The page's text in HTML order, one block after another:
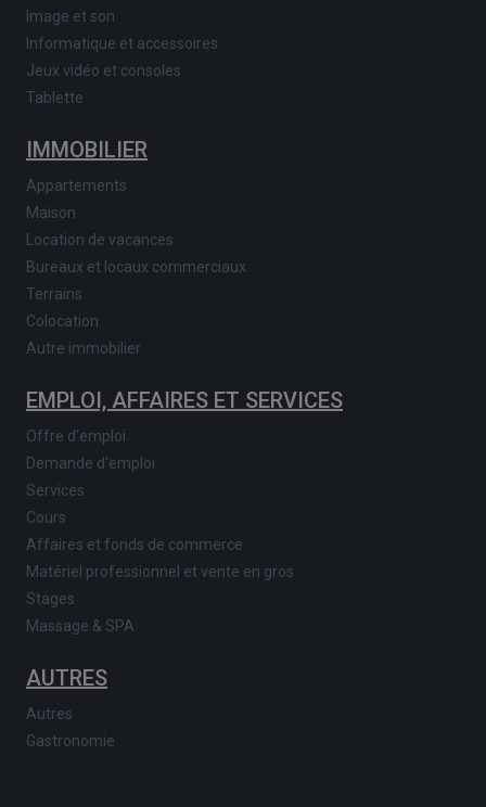
Image et son
Informatique et accessoires
Jeux vidéo et consoles
Tablette
IMMOBILIER
Appartements
Maison
Location de vacances
Bureaux et locaux commerciaux
Terrains
Colocation
Autre immobilier
EMPLOI, AFFAIRES ET SERVICES
Offre d'emploi
Demande d'emploi
Services
Cours
Affaires et fonds de commerce
Matériel professionnel et vente en gros
Stages
Massage & SPA
AUTRES
Autres
Gastronomie